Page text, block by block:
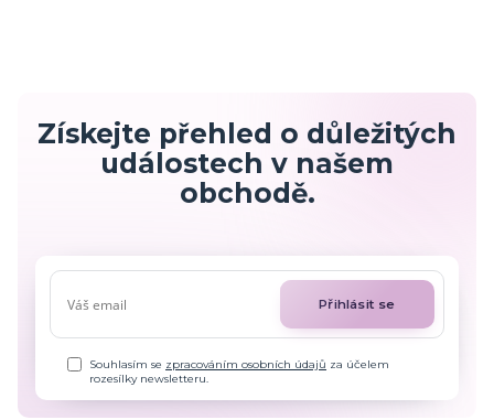
Získejte přehled o důležitých
událostech v našem
obchodě.
Přihlásit se
Souhlasím se zpracováním osobních údajů za účelem
rozesílky newsletteru.